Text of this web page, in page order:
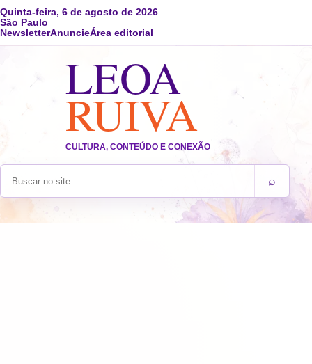
Quinta-feira, 6 de agosto de 2026
São Paulo
NewsletterAnuncieÁrea editorial
LEOA
RUIVA
CULTURA, CONTEÚDO E CONEXÃO
Buscar no site ⌕